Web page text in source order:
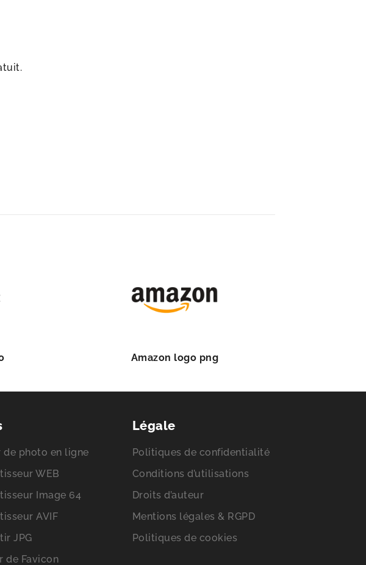
Amazon logo png
de photo en ligne
WEB
Image 64
AVIF
JPG
de Favicon
Légale
Politiques de confidentialité
Conditions d’utilisations
Droits d’auteur
Mentions légales & RGPD
Politiques de cookies